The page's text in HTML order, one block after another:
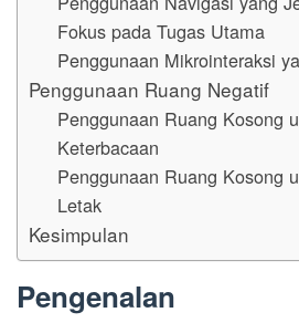
Fokus pada Tugas Utama
Penggunaan Mikrointeraksi
Penggunaan Ruang Negatif
Penggunaan Ruang Kosong
Keterbacaan
Penggunaan Ruang Kosong
Letak
Kesimpulan
Pengenalan